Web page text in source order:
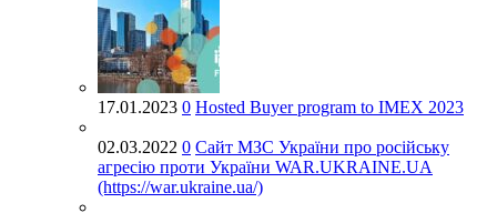
17.01.2023 0 Hosted Buyer program to IMEX 2023
02.03.2022 0 Cайт МЗС України про російську
агресію проти України WAR.UKRAINE.UA
(https://war.ukraine.ua/)